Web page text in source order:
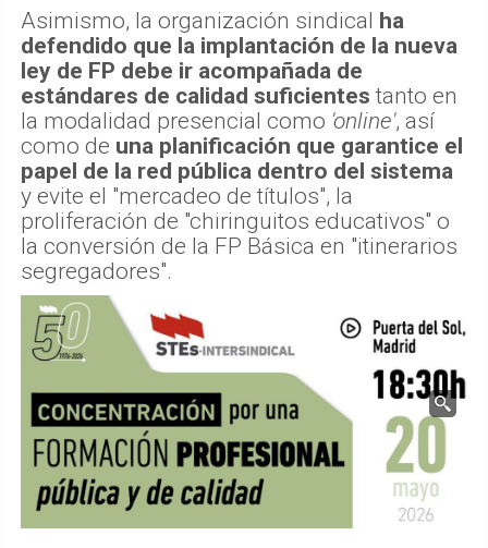
Asimismo, la organización sindical ha
defendido que la implantación de la nueva
ley de FP debe ir acompañada de
estándares de calidad suficientes tanto en
la modalidad presencial como 'online', así
como de una planificación que garantice el
papel de la red pública dentro del sistema
y evite el "mercadeo de títulos", la
proliferación de "chiringuitos educativos" o
la conversión de la FP Básica en "itinerarios
segregadores".